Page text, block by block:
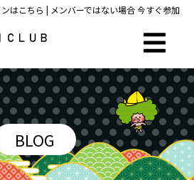
はこちら | メンバーではない場合今すぐ参加
BLOG